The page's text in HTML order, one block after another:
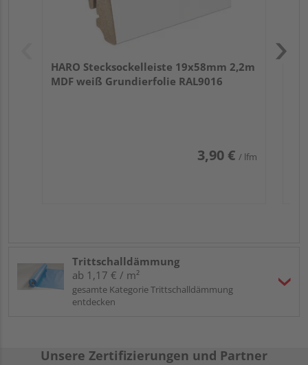
HARO Stecksockelleiste 19x58mm 2,2m
MDF weiß Grundierfolie RAL9016
3,90 € / lfm
Trittschalldämmung
ab 1,17 € / m²
gesamte Kategorie Trittschalldämmung
entdecken
Unsere Zertifizierungen und Partner